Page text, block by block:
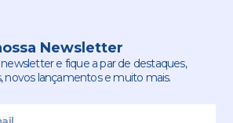
Newsletter
newsletter e fique a par de destaques,
novos lançamentos e muito mais.